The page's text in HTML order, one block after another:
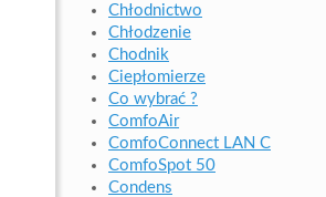
Chłodnictwo
Chłodzenie
Chodnik
Ciepłomierze
Co wybrać ?
ComfoAir
ComfoConnect LAN C
ComfoSpot 50
Condens